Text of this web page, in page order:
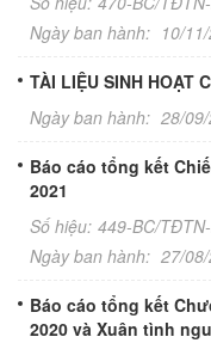
Ngày ban hành: 10/
TÀI LIỆU SINH HOẠT
Ngày ban hành: 28/
Báo cáo tổng kết
2021
Số hiệu: 449-BC/
Ngày ban hành: 27/
Báo cáo tổng kết
2020 và Xuân tình